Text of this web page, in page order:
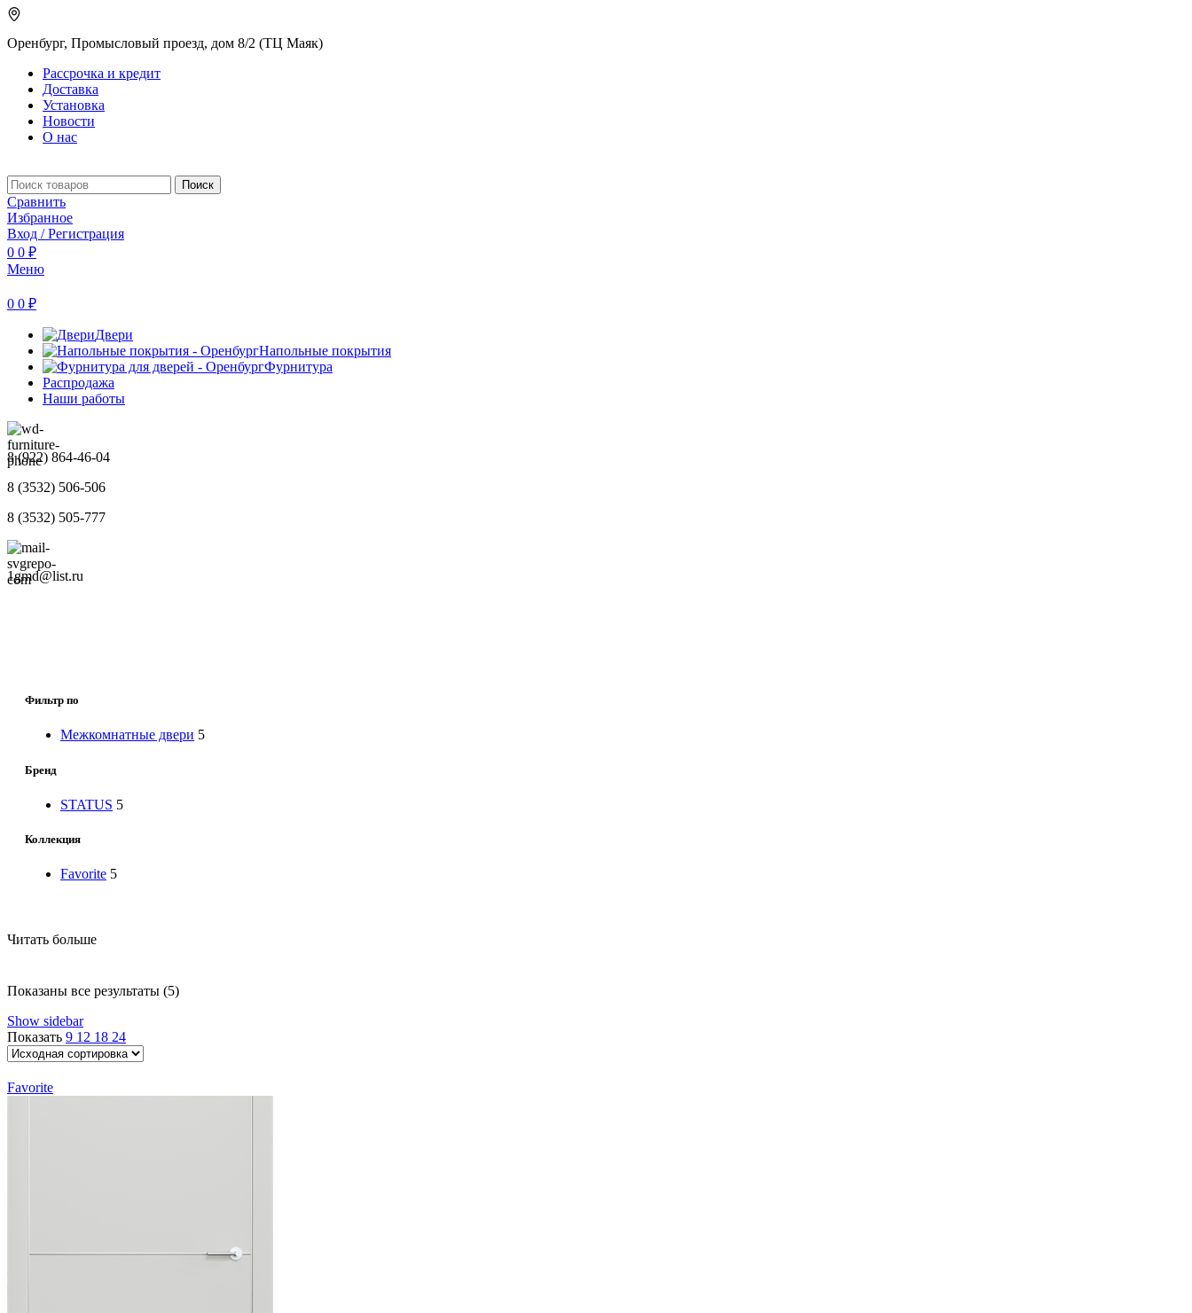
Оренбург, Промысловый проезд, дом 8/2 (ТЦ Маяк)
Рассрочка и кредит
Доставка
Установка
Новости
О нас
Поиск
Сравнить
Избранное
Вход / Регистрация
0 0 ₽
Меню
0 0 ₽
Двери
Напольные покрытия
Фурнитура
Распродажа
Наши работы
8 (922) 864-46-04
8 (3532) 506-506
8 (3532) 505-777
1gmd@list.ru
Фильтр по
Межкомнатные двери 5
Бренд
STATUS 5
Коллекция
Favorite 5
Читать больше
Показаны все результаты (5)
Show sidebar
Показать 9 12 18 24
Favorite